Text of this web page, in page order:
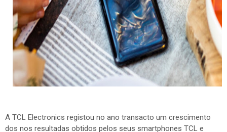
A TCL Electronics registou no ano transacto um crescimento
dos nos resultadas obtidos pelos seus smartphones TCL e